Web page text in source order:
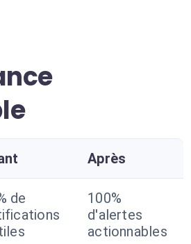
Après
de
100%
d'alertes
actionnables